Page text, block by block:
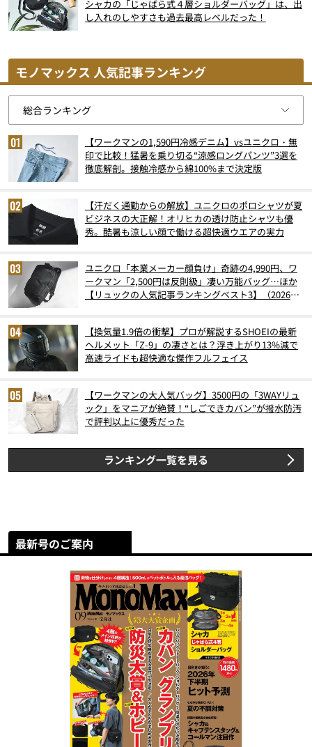
シャカの「じゃばら式４層ショルダーバッグ」は、出
し入れのしやすさも過去最高レベルだった！
モノマックス 人気記事ランキング
【ワークマンの1,590円冷感デニム】vsユニクロ・無
印で比較！猛暑を乗り切る“涼感ロングパンツ”3選を
徹底解剖。接触冷感から綿100%まで決定版
【汗だく通勤からの解放】ユニクロのポロシャツが夏
ビジネスの大正解！オリヒカの透け防止シャツも優
秀。酷暑も涼しい顔で働ける超快適ウエアの実力
ユニクロ「本業メーカー顔負け」奇跡の4,990円、ワ
ークマン「2,500円は反則級」凄い万能バッグ…ほか
【リュックの人気記事ランキングベスト3】（2026年
【換気量1.9倍の衝撃】プロが解説するSHOEIの最新
ヘルメット「Z-9」の凄さとは？浮き上がり13%減で
高速ライドも超快適な傑作フルフェイス
【ワークマンの大人気バッグ】3500円の「3WAYリュ
ック」をマニアが絶賛！“しごできカバン”が撥水防汚
で評判以上に優秀だった
ランキング一覧を見る
最新号のご案内